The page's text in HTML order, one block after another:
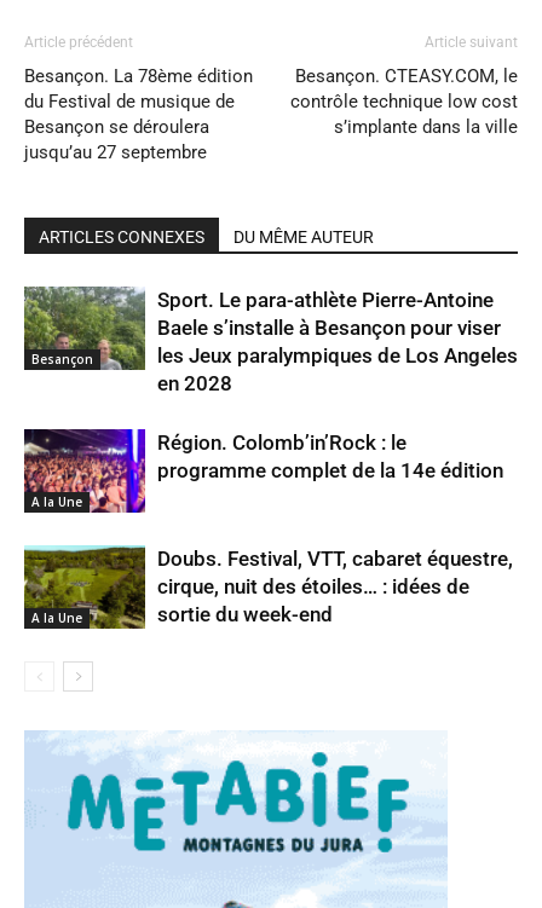
Article précédent
Besançon. La 78ème édition
du Festival de musique de
Besançon se déroulera
jusqu’au 27 septembre
Article suivant
Besançon. CTEASY.COM, le
contrôle technique low cost
s’implante dans la ville
ARTICLES CONNEXES DU MÊME AUTEUR
Besançon
Sport. Le para-athlète Pierre-Antoine
Baele s’installe à Besançon pour viser
les Jeux paralympiques de Los Angeles
en 2028
A la Une
Région. Colomb’in’Rock : le
programme complet de la 14e édition
A la Une
Doubs. Festival, VTT, cabaret équestre,
cirque, nuit des étoiles… : idées de
sortie du week-end